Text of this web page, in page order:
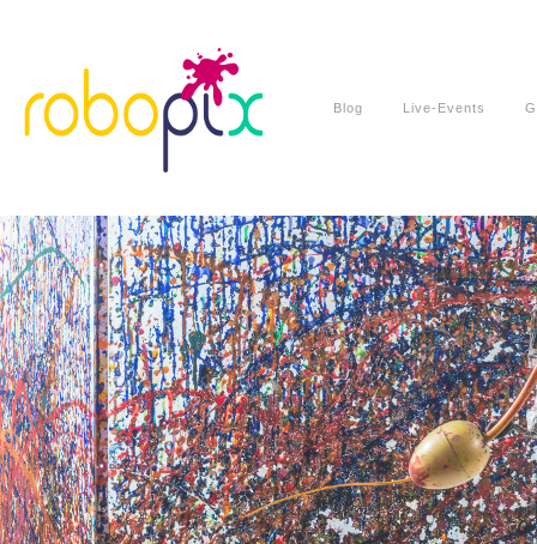
Blog Live-Events